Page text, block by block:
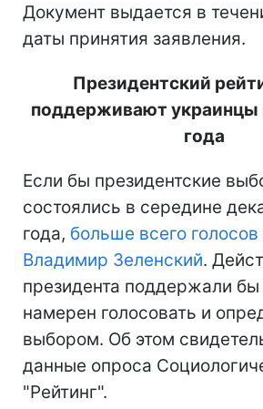
Документ выдается в
даты принятия заявления.
Президентский
поддерживают украинцы
года
Если бы президентские
состоялись в середине
года, больше всего
Владимир Зеленский.
президента поддержали бы
намерен голосовать и
выбором. Об этом
данные опроса
"Рейтинг".